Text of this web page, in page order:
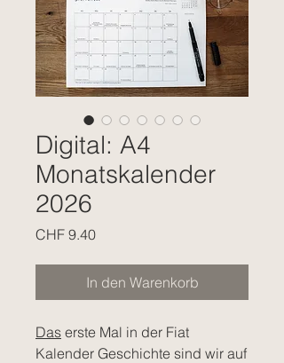
Digital: A4
Monatskalender
2026
CHF 9.40Preis
In den Warenkorb
Das erste Mal in der Fiat
Kalender Geschichte sind wir auf